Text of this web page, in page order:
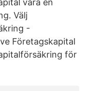
vara en
Välj
-
Företagskapital
för